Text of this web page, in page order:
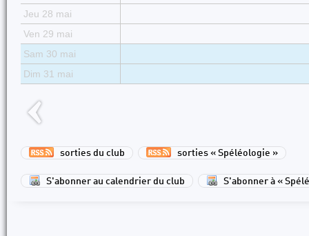
Jeu 28 mai
Ven 29 mai
Sam 30 mai
Dim 31 mai
sorties du club sorties « Spéléologie »
S'abonner au calendrier du club S'abonner à «